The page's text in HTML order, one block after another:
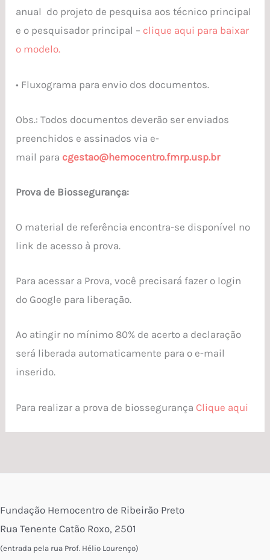
anual do projeto de pesquisa aos técnico principal
e o pesquisador principal – clique aqui para baixar
o modelo.
• Fluxograma para envio dos documentos.
Obs.: Todos documentos deverão ser enviados
preenchidos e assinados via e-
mail para cgestao@hemocentro.fmrp.usp.br
Prova de Biossegurança:
O material de referência encontra-se disponível no
link de acesso à prova.
Para acessar a Prova, você precisará fazer o login
do Google para liberação.
Ao atingir no mínimo 80% de acerto a declaração
será liberada automaticamente para o e-mail
inserido.
Para realizar a prova de biossegurança Clique aqui
Fundação Hemocentro de Ribeirão Preto
Rua Tenente Catão Roxo, 2501
(entrada pela rua Prof. Hélio Lourenço)